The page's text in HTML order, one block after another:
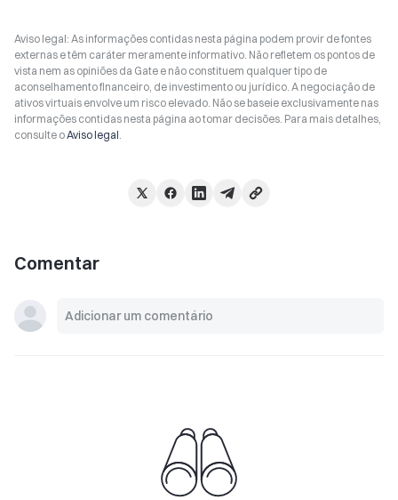
Aviso legal: As informações contidas nesta página podem provir de fontes
externas e têm caráter meramente informativo. Não refletem os pontos de
vista nem as opiniões da Gate e não constituem qualquer tipo de
aconselhamento financeiro, de investimento ou jurídico. A negociação de
ativos virtuais envolve um risco elevado. Não se baseie exclusivamente nas
informações contidas nesta página ao tomar decisões. Para mais detalhes,
consulte oAviso legal.
Comentar